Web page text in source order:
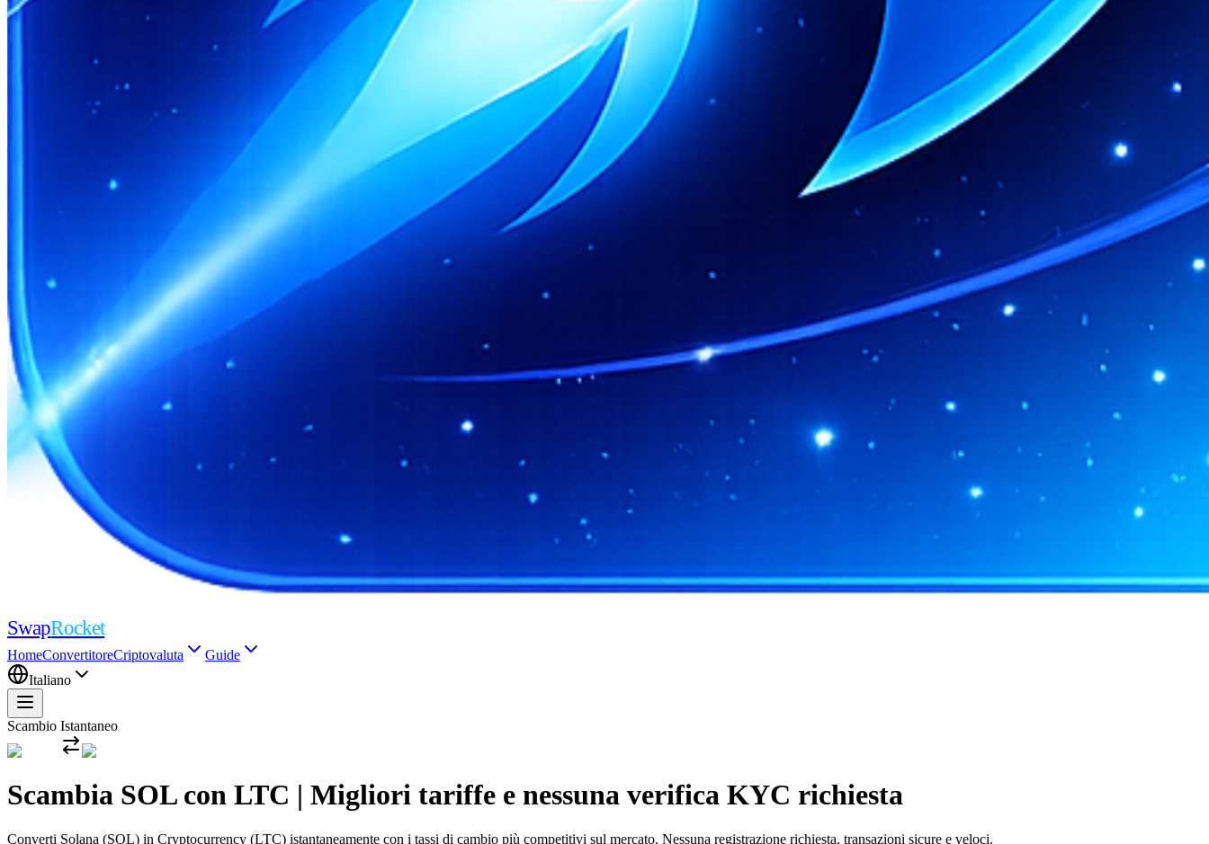
SwapRocket
HomeConvertitoreCriptovaluta
Guide
Italiano
Scambio Istantaneo
Scambia SOL con LTC | Migliori tariffe e nessuna verifica KYC richiesta
Converti Solana (SOL) in Cryptocurrency (LTC) istantaneamente con i tassi di cambio più competitivi sul mercato. Nessuna registrazione richiesta, transazioni sicure e veloci.